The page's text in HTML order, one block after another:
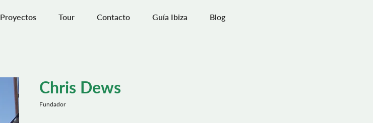
Proyectos Tour Contacto Guía Ibiza Blog
Chris Dews
Fundador